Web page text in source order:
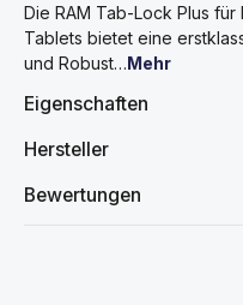
Die RAM Tab-Lock Plus für
Tablets bietet eine
und Robust…Mehr
Eigenschaften
Hersteller
Bewertungen